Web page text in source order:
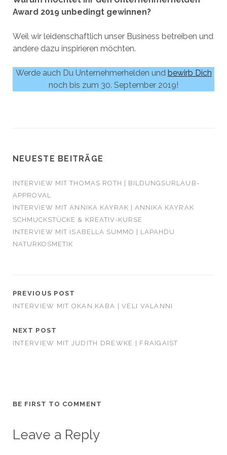
Award 2019 unbedingt gewinnen?
Weil wir leidenschaftlich unser Business betreiben und
andere dazu inspirieren möchten.
Werde auch Du Unternehmerhelden und bewirb Dich
noch bis zum 30. September 2019!
NEUESTE BEITRÄGE
INTERVIEW MIT THOMAS ROTH | BILDUNGSURLAUB-
APPROVAL
INTERVIEW MIT ANNIKA KAYRAK | ANNIKA KAYRAK
SCHMUCKSTÜCKE & KREATIV-KURSE
INTERVIEW MIT ISABELLA SUMMO | LAPAHDU
NATURKOSMETIK
PREVIOUS POST
INTERVIEW MIT OKAN KABA | VELI VALANNI
NEXT POST
INTERVIEW MIT JUDITH DREWKE | FRAIGAIST
BE FIRST TO COMMENT
Leave a Reply